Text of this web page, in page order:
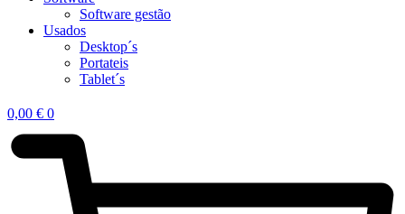
Software gestão
Usados
Desktop´s
Portateis
Tablet´s
0,00 € 0